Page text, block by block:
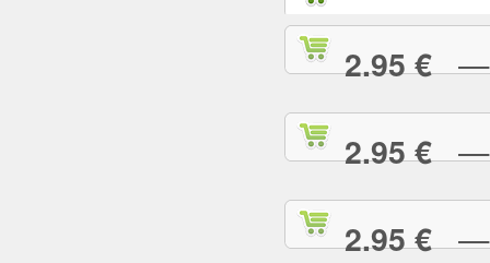
2.95 €—
2.95 €—
2.95 €—